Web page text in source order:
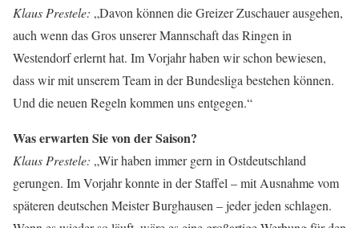
Klaus Prestele: „Davon können die Greizer Zuschauer ausgehen,
auch wenn das Gros unserer Mannschaft das Ringen in
Westendorf erlernt hat. Im Vorjahr haben wir schon bewiesen,
dass wir mit unserem Team in der Bundesliga bestehen können.
Und die neuen Regeln kommen uns entgegen.“
Was erwarten Sie von der Saison?
Klaus Prestele: „Wir haben immer gern in Ostdeutschland
gerungen. Im Vorjahr konnte in der Staffel – mit Ausnahme vom
späteren deutschen Meister Burghausen – jeder jeden schlagen.